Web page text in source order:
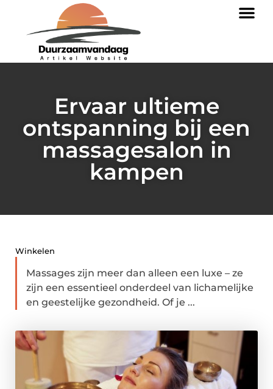
Ervaar ultieme
ontspanning bij een
massagesalon in
kampen
Winkelen
Massages zijn meer dan alleen een luxe – ze
zijn een essentieel onderdeel van lichamelijke
en geestelijke gezondheid. Of je ...